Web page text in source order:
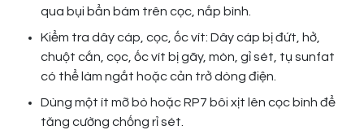
qua bụi bẩn bám trên cọc, nắp bình.
Kiểm tra dây cáp, cọc, ốc vít: Dây cáp bị đứt, hở,
chuột cắn, cọc, ốc vít bị gãy, mòn, gỉ sét, tụ sunfat
có thể làm ngắt hoặc cản trở dòng điện.
Dùng một ít mỡ bò hoặc RP7 bôi xịt lên cọc bình để
tăng cường chống rỉ sét.